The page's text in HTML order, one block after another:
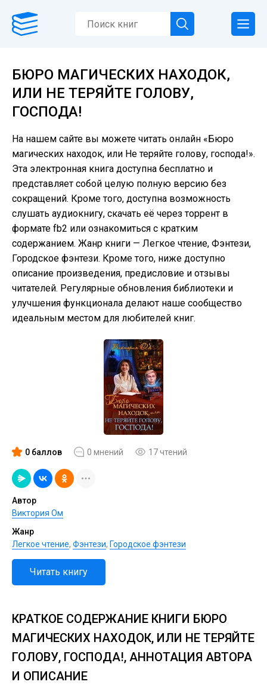
БЮРО МАГИЧЕСКИХ НАХОДОК,
ИЛИ НЕ ТЕРЯЙТЕ ГОЛОВУ,
ГОСПОДА!
На нашем сайте вы можете читать онлайн «Бюро
магических находок, или Не теряйте голову, господа!».
Эта электронная книга доступна бесплатно и
представляет собой целую полную версию без
сокращений. Кроме того, доступна возможность
слушать аудиокнигу, скачать её через торрент в
формате fb2 или ознакомиться с кратким
содержанием. Жанр книги — Легкое чтение, Фэнтези,
Городское фэнтези. Кроме того, ниже доступно
описание произведения, предисловие и отзывы
читателей. Регулярные обновления библиотеки и
улучшения функционала делают наше сообщество
идеальным местом для любителей книг.
0 баллов 0 мнений 17 чтений
Автор
Виктория Ом
Жанр
Легкое чтение, Фэнтези, Городское фэнтези
Читать книгу
КРАТКОЕ СОДЕРЖАНИЕ КНИГИ БЮРО
МАГИЧЕСКИХ НАХОДОК, ИЛИ НЕ ТЕРЯЙТЕ
ГОЛОВУ, ГОСПОДА!, АННОТАЦИЯ АВТОРА
И ОПИСАНИЕ